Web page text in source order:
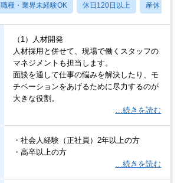
職種・業界未経験OK 休日120日以上 産休・育休
（1）人材開発
人材採用と併せて、現場で働くスタッフの
マネジメントも担当します。
面談を通して仕事の悩みを解決したり、モ
チベーションをあげるために尽力するのが
大きな役割。
…続きを読む
・社会人経験（正社員）2年以上の方
・高卒以上の方
…続きを読む